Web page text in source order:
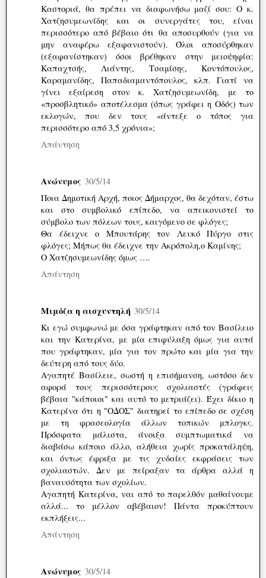
Καστοριά, θα πρέπει να διαφωνήσω μαζί σου: Ο κ.
Χατζησυμεωνίδης και οι συνεργάτες του, είναι
περισσότερο από βέβαιο ότι θα αποσυρθούν (για να
μην αναφέρω εξαφανιστούν). Όλοι αποσύρθηκαν
(εξαφανίστηκαν) όσοι βρέθηκαν στην μειοψηφία:
Καπαχτσής, Λιάντης, Τσαμίσης, Κοντόπουλος,
Καραμανίδης, Παπαδιαμαντόπουλος, κλπ. Γιατί να
γίνει εξαίρεση στον κ. Χατζησυμεωνίδη, με το
«προσβλητικό» αποτέλεσμα (όπως γράφει η Οδός) των
εκλογών, που δεν τους «άντεξε ο τόπος για
περισσότερο από 3,5 χρόνια»;
Απάντηση
Ανώνυμος 30/5/14
Ποια Δημοτική Αρχή, ποιος Δήμαρχος, θα δεχόταν, έστω
και στο συμβολικό επίπεδο, να απεικονιστεί το
σύμβολο των πόλεων τους, καιγόμενο σε φλόγες;
Θα έδειχνε ο Μπουτάρης τον Λευκό Πύργο στις
φλόγες; Μήπως θα έδειχνε την Ακρόπολη,ο Καμίνης;
Ο Χατζησυμεωνίδης όμως ….
Απάντηση
Μιμόζα η αισχυντηλή 30/5/14
Κι εγώ συμφωνώ με όσα γράφτηκαν από τον Βασίλειο
και την Κατερίνα, με μία επιφύλαξη όμως για αυτά
που γράφτηκαν, μία για τον πρώτο και μία για την
δεύτερη από τους δύο.
Αγαπητέ Βασίλειε, σωστή η επισήμανση, ωστόσο δεν
αφορά τους περισσότερους σχολιαστές (γράφεις
βέβαια "κάποιοι" και αυτό το μετριάζει). Έχει δίκιο η
Κατερίνα ότι η "ΟΔΟΣ" διατηρεί το επίπεδο σε σχέση
με τη φρασεολογία άλλων τοπικών μπλογκς.
Πρόσφατα μάλιστα, άνοιξα συμπτωματικά να
διαβάσω κάποιο άλλο, αλήθεια χωρίς προκατάληψη,
και όντως έφριξα με τις χυδαίες εκφράσεις των
σχολιαστών. Δεν με πείραξαν τα άρθρα αλλά η
βαναυσότητα των σχολίων.
Αγαπητή Κατερίνα, ναι από το παρελθόν μαθαίνουμε
αλλά... το μέλλον αβέβαιον! Πάντα προκύπτουν
εκπλήξεις...
Απάντηση
Ανώνυμος 30/5/14